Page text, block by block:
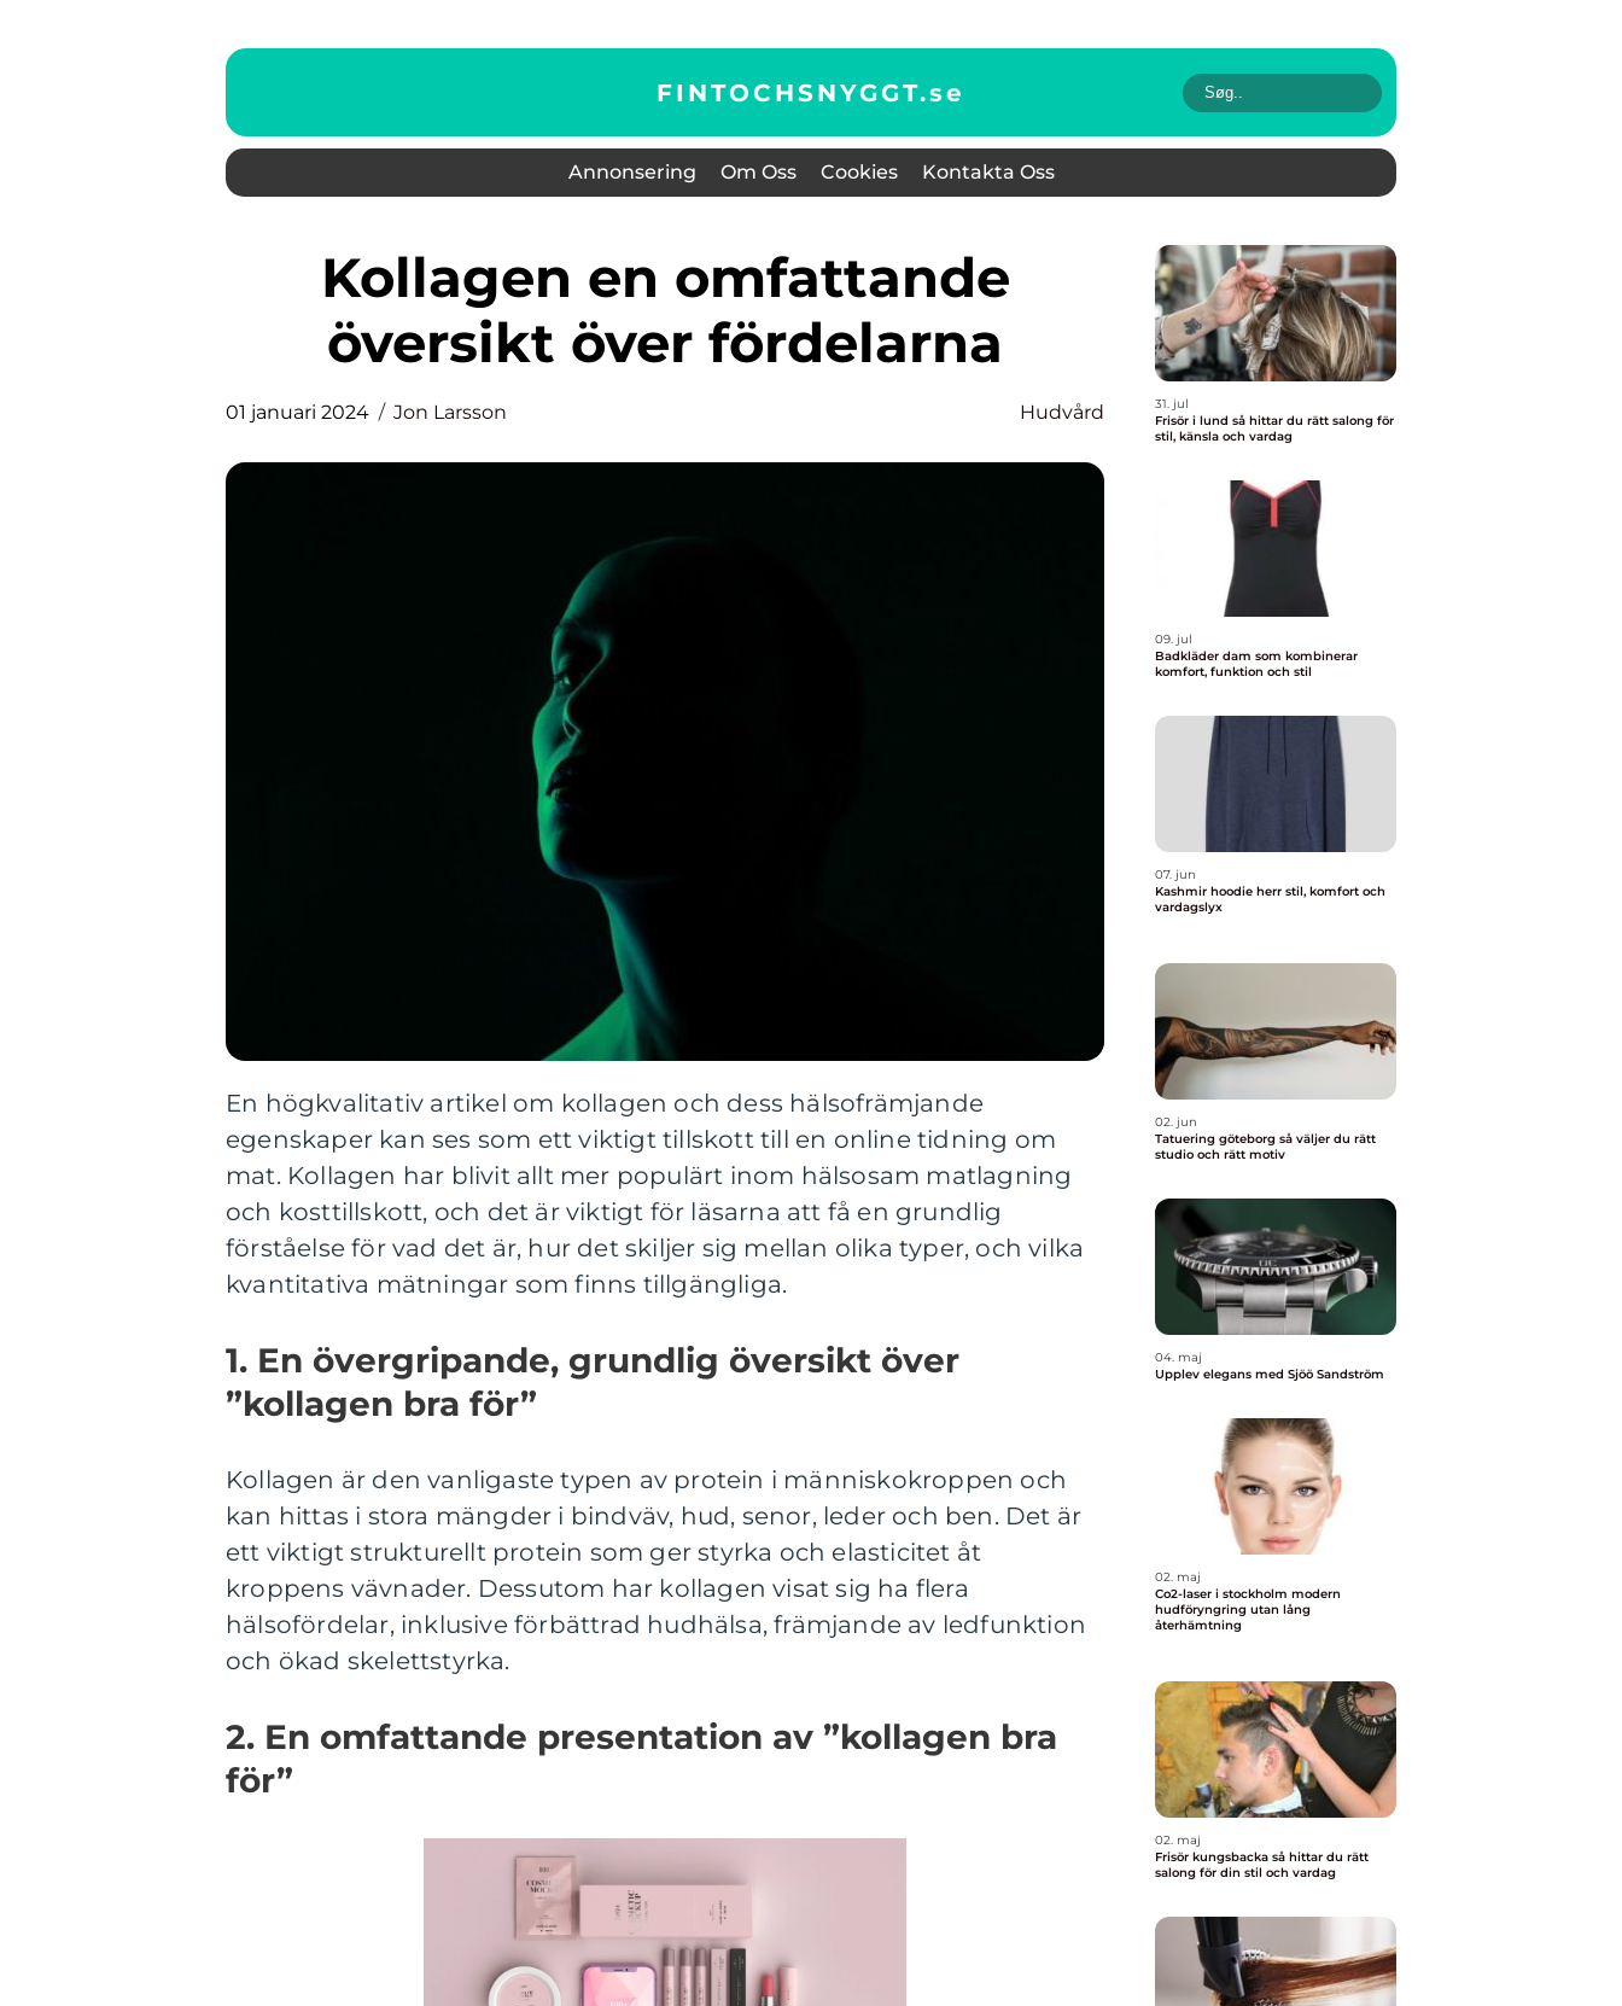
FINTOCHSNYGGT.se
Annonsering Om Oss Cookies Kontakta Oss
Kollagen en omfattande
översikt över fördelarna
01 januari 2024 Jon Larsson Hudvård
En högkvalitativ artikel om kollagen och dess hälsofrämjande
egenskaper kan ses som ett viktigt tillskott till en online tidning om
mat. Kollagen har blivit allt mer populärt inom hälsosam matlagning
och kosttillskott, och det är viktigt för läsarna att få en grundlig
förståelse för vad det är, hur det skiljer sig mellan olika typer, och vilka
kvantitativa mätningar som finns tillgängliga.
1. En övergripande, grundlig översikt över
”kollagen bra för”
Kollagen är den vanligaste typen av protein i människokroppen och
kan hittas i stora mängder i bindväv, hud, senor, leder och ben. Det är
ett viktigt strukturellt protein som ger styrka och elasticitet åt
kroppens vävnader. Dessutom har kollagen visat sig ha flera
hälsofördelar, inklusive förbättrad hudhälsa, främjande av ledfunktion
och ökad skelettstyrka.
2. En omfattande presentation av ”kollagen bra
för”
31. jul
Frisör i lund så hittar du rätt salong för
stil, känsla och vardag
09. jul
Badkläder dam som kombinerar
komfort, funktion och stil
07. jun
Kashmir hoodie herr stil, komfort och
vardagslyx
02. jun
Tatuering göteborg så väljer du rätt
studio och rätt motiv
04. maj
Upplev elegans med Sjöö Sandström
02. maj
Co2-laser i stockholm modern
hudföryngring utan lång
återhämtning
02. maj
Frisör kungsbacka så hittar du rätt
salong för din stil och vardag